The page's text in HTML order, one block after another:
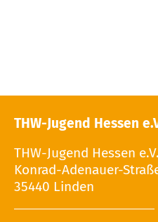
THW-Jugend Hessen
THW-Jugend Hessen e.V.
Konrad-Adenauer-
35440 Linden